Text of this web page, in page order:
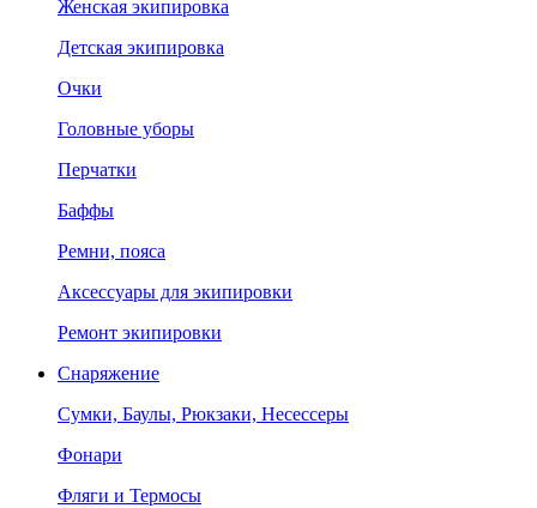
Женская экипировка
Детская экипировка
Очки
Головные уборы
Перчатки
Баффы
Ремни, пояса
Аксессуары для экипировки
Ремонт экипировки
Снаряжение
Сумки, Баулы, Рюкзаки, Несессеры
Фонари
Фляги и Термосы